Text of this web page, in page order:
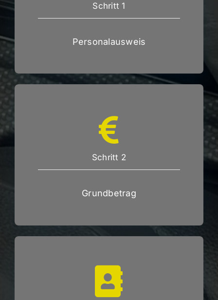
Schritt 1
Personalausweis
Schritt 2
Grundbetrag